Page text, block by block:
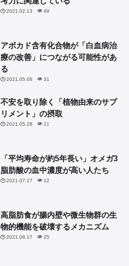
2021.02.13 49
アボカド含有化合物が「白血病治
療の改善」につながる可能性があ
る
2021.05.06 31
不安を取り除く「植物由来のサプ
リメント」の摂取
2021.05.28 21
「平均寿命が約5年長い」オメガ3
脂肪酸の血中濃度が高い人たち
2021.07.27 12
高脂肪食が腸内壁や微生物群の生
物的機能を破壊するメカニズム
2021.08.17 25